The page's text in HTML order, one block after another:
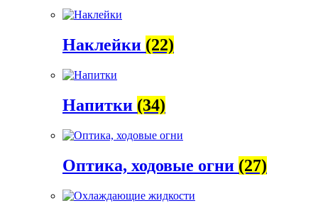
Наклейки (22)
Напитки (34)
Оптика, ходовые огни (27)